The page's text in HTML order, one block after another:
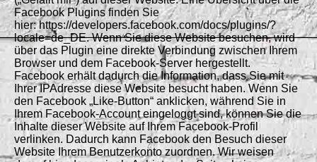
Facebook Plugins finden Sie
hier: https://developers.facebook.com/docs/plugins/?
locale=de_DE. Wenn Sie diese Website besuchen, wird
über das Plugin eine direkte Verbindung zwischen Ihrem
Browser und dem Facebook-Server hergestellt.
Facebook erhält dadurch die Information, dass Sie mit
Ihrer IPAdresse diese Website besucht haben. Wenn Sie
den Facebook „Like-Button“ anklicken, während Sie in
Ihrem Facebook-Account eingeloggt sind, können Sie die
Inhalte dieser Website auf Ihrem Facebook-Profil
verlinken. Dadurch kann Facebook den Besuch dieser
Website Ihrem Benutzerkonto zuordnen. Wir weisen